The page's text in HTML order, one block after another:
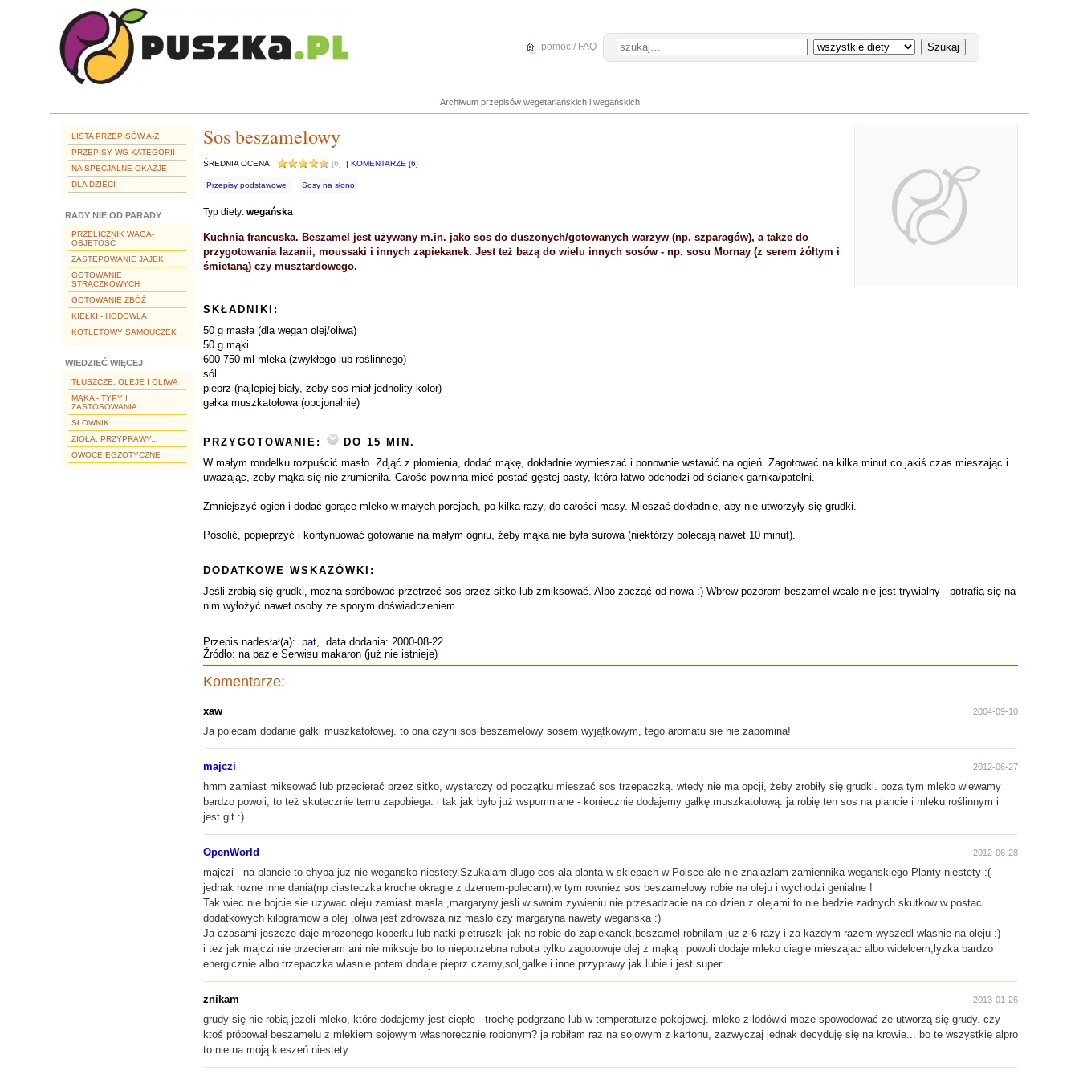
pomoc / FAQ
Archiwum przepisów wegetariańskich i wegańskich
LISTA PRZEPISÓW A-Z
PRZEPISY WG KATEGORII
NA SPECJALNE OKAZJE
DLA DZIECI
RADY NIE OD PARADY
PRZELICZNIK WAGA-
OBJĘTOŚĆ
ZASTĘPOWANIE JAJEK
GOTOWANIE
STRĄCZKOWYCH
GOTOWANIE ZBÓŻ
KIEŁKI - HODOWLA
KOTLETOWY SAMOUCZEK
WIEDZIEĆ WIĘCEJ
TŁUSZCZE, OLEJE I OLIWA
MĄKA - TYPY I
ZASTOSOWANIA
SŁOWNIK
ZIOŁA, PRZYPRAWY...
OWOCE EGZOTYCZNE
Sos beszamelowy
ŚREDNIA OCENA: [6] | KOMENTARZE [6]
Przepisy podstawowe Sosy na słono
Typ diety: wegańska
Kuchnia francuska. Beszamel jest używany m.in. jako sos do duszonych/gotowanych warzyw (np. szparagów), a także do
przygotowania lazanii, moussaki i innych zapiekanek. Jest też bazą do wielu innych sosów - np. sosu Mornay (z serem żółtym i
śmietaną) czy musztardowego.
SKŁADNIKI:
50 g masła (dla wegan olej/oliwa)
50 g mąki
600-750 ml mleka (zwykłego lub roślinnego)
sól
pieprz (najlepiej biały, żeby sos miał jednolity kolor)
gałka muszkatołowa (opcjonalnie)
PRZYGOTOWANIE:
DO 15 MIN.
W małym rondelku rozpuścić masło. Zdjąć z płomienia, dodać mąkę, dokładnie wymieszać i ponownie wstawić na ogień. Zagotować na kilka minut co jakiś czas mieszając i
uważając, żeby mąka się nie zrumieniła. Całość powinna mieć postać gęstej pasty, która łatwo odchodzi od ścianek garnka/patelni.
Zmniejszyć ogień i dodać gorące mleko w małych porcjach, po kilka razy, do całości masy. Mieszać dokładnie, aby nie utworzyły się grudki.
Posolić, popieprzyć i kontynuować gotowanie na małym ogniu, żeby mąka nie była surowa (niektórzy polecają nawet 10 minut).
DODATKOWE WSKAZÓWKI:
Jeśli zrobią się grudki, można spróbować przetrzeć sos przez sitko lub zmiksować. Albo zacząć od nowa :) Wbrew pozorom beszamel wcale nie jest trywialny - potrafią się na
nim wyłożyć nawet osoby ze sporym doświadczeniem.
Przepis nadesłał(a): pat, data dodania: 2000-08-22
Źródło: na bazie Serwisu makaron (już nie istnieje)
Komentarze:
xaw 2004-09-10
Ja polecam dodanie gałki muszkatołowej. to ona czyni sos beszamelowy sosem wyjątkowym, tego aromatu sie nie zapomina!
majczi 2012-06-27
hmm zamiast miksować lub przecierać przez sitko, wystarczy od początku mieszać sos trzepaczką. wtedy nie ma opcji, żeby zrobiły się grudki. poza tym mleko wlewamy
bardzo powoli, to też skutecznie temu zapobiega. i tak jak było już wspomniane - koniecznie dodajemy gałkę muszkatołową. ja robię ten sos na plancie i mleku roślinnym i
jest git :).
OpenWorld 2012-06-28
majczi - na plancie to chyba juz nie wegansko niestety.Szukalam dlugo cos ala planta w sklepach w Polsce ale nie znalazlam zamiennika weganskiego Planty niestety :(
jednak rozne inne dania(np ciasteczka kruche okragle z dzemem-polecam),w tym rowniez sos beszamelowy robie na oleju i wychodzi genialne !
Tak wiec nie bojcie sie uzywac oleju zamiast masla ,margaryny,jesli w swoim zywieniu nie przesadzacie na co dzien z olejami to nie bedzie zadnych skutkow w postaci
dodatkowych kilogramow a olej ,oliwa jest zdrowsza niz maslo czy margaryna nawety weganska :)
Ja czasami jeszcze daje mrozonego koperku lub natki pietruszki jak np robie do zapiekanek.beszamel robnilam juz z 6 razy i za kazdym razem wyszedl wlasnie na oleju :)
i tez jak majczi nie przecieram ani nie miksuje bo to niepotrzebna robota tylko zagotowuje olej z mąką i powoli dodaje mleko ciagle mieszajac albo widelcem,lyzka bardzo
energicznie albo trzepaczka wlasnie potem dodaje pieprz czarny,sol,galke i inne przyprawy jak lubie i jest super
znikam 2013-01-26
grudy się nie robią jeżeli mleko, które dodajemy jest ciepłe - trochę podgrzane lub w temperaturze pokojowej. mleko z lodówki może spowodować że utworzą się grudy. czy
ktoś próbował beszamelu z mlekiem sojowym własnoręcznie robionym? ja robiłam raz na sojowym z kartonu, zazwyczaj jednak decyduję się na krowie... bo te wszystkie alpro
to nie na moją kieszeń niestety